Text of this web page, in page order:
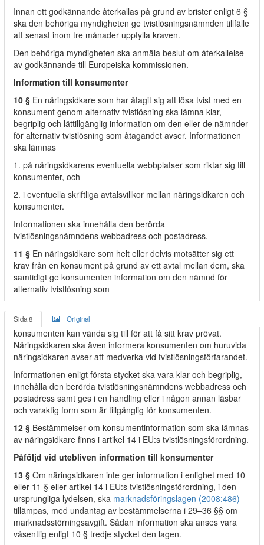
Innan ett godkännande återkallas på grund av brister enligt 6 §
ska den behöriga myndigheten ge tvistlösningsnämnden tillfälle
att senast inom tre månader uppfylla kraven.
Den behöriga myndigheten ska anmäla beslut om återkallelse
av godkännande till Europeiska kommissionen.
Information till konsumenter
10 § En näringsidkare som har åtagit sig att lösa tvist med en
konsument genom alternativ tvistlösning ska lämna klar,
begriplig och lättillgänglig information om den eller de nämnder
för alternativ tvistlösning som åtagandet avser. Informationen
ska lämnas
1. på näringsidkarens eventuella webbplatser som riktar sig till
konsumenter, och
2. i eventuella skriftliga avtalsvillkor mellan näringsidkaren och
konsumenter.
Informationen ska innehålla den berörda
tvistlösningsnämndens webbadress och postadress.
11 § En näringsidkare som helt eller delvis motsätter sig ett
krav från en konsument på grund av ett avtal mellan dem, ska
samtidigt ge konsumenten information om den nämnd för
alternativ tvistlösning som
Sida 8 Original
konsumenten kan vända sig till för att få sitt krav prövat.
Näringsidkaren ska även informera konsumenten om huruvida
näringsidkaren avser att medverka vid tvistlösningsförfarandet.
Informationen enligt första stycket ska vara klar och begriplig,
innehålla den berörda tvistlösningsnämndens webbadress och
postadress samt ges i en handling eller i någon annan läsbar
och varaktig form som är tillgänglig för konsumenten.
12 § Bestämmelser om konsumentinformation som ska lämnas
av näringsidkare finns i artikel 14 i EU:s tvistlösningsförordning.
Påföljd vid utebliven information till konsumenter
13 § Om näringsidkaren inte ger information i enlighet med 10
eller 11 § eller artikel 14 i EU:s tvistlösningsförordning, i den
ursprungliga lydelsen, ska marknadsföringslagen (2008:486)
tillämpas, med undantag av bestämmelserna i 29–36 §§ om
marknadsstörningsavgift. Sådan information ska anses vara
väsentlig enligt 10 § tredje stycket den lagen.